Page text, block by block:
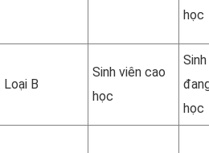
học
Loại B
Sinh viên cao
học
học